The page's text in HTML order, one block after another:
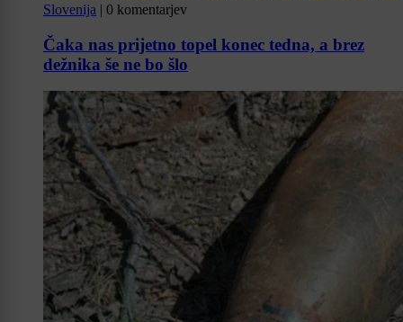
Slovenija | 0 komentarjev
Čaka nas prijetno topel konec tedna, a brez
dežnika še ne bo šlo